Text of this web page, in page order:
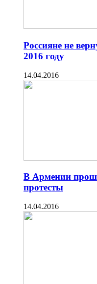
Россияне не
2016 году
14.04.2016
В Армении
протесты
14.04.2016